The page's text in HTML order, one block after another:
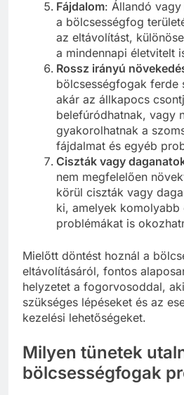
Fájdalom: Állandó
a bölcsességfog
az eltávolítást,
a mindennapi életvitelt
Rossz irányú
bölcsességfogak ferde
akár az állkapocs
belefúródhatnak, vagy
gyakorolhatnak a
fájdalmat és egyéb
Ciszták vagy
nem megfelelően
körül ciszták vagy
ki, amelyek komolyabb
problémákat is
Mielőtt döntést hoznál a
eltávolításáról, fontos
helyzetet a fogorvosoddal,
szükséges lépéseket és az
kezelési lehetőségeket.
Milyen tünetek
bölcsességfogak